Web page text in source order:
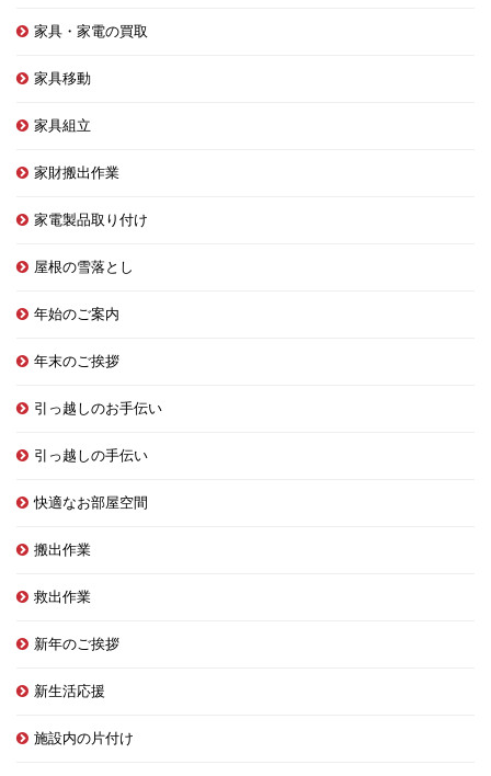
家具・家電の買取
家具移動
家具組立
家財搬出作業
家電製品取り付け
屋根の雪落とし
年始のご案内
年末のご挨拶
引っ越しのお手伝い
引っ越しの手伝い
快適なお部屋空間
搬出作業
救出作業
新年のご挨拶
新生活応援
施設内の片付け